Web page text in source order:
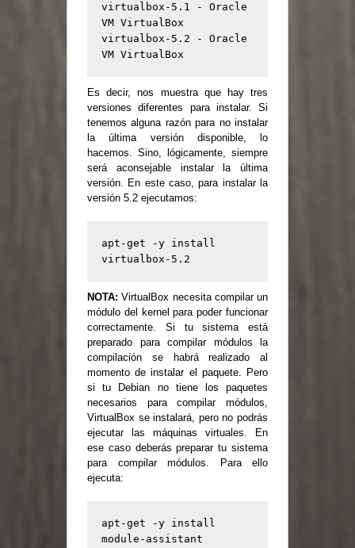
virtualbox-5.1 - Oracle
VM VirtualBox
virtualbox-5.2 - Oracle
VM VirtualBox
Es decir, nos muestra que hay tres
versiones diferentes para instalar. Si
tenemos alguna razón para no instalar
la última versión disponible, lo
hacemos. Sino, lógicamente, siempre
será aconsejable instalar la última
versión. En este caso, para instalar la
versión 5.2 ejecutamos:
apt-get -y install
virtualbox-5.2
NOTA: VirtualBox necesita compilar un
módulo del kernel para poder funcionar
correctamente. Si tu sistema está
preparado para compilar módulos la
compilación se habrá realizado al
momento de instalar el paquete. Pero
si tu Debian no tiene los paquetes
necesarios para compilar módulos,
VirtualBox se instalará, pero no podrás
ejecutar las máquinas virtuales. En
ese caso deberás preparar tu sistema
para compilar módulos. Para ello
ejecuta:
apt-get -y install
module-assistant